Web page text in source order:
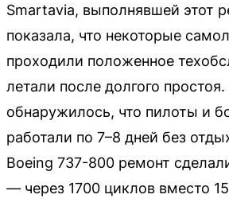
Smartavia, выполнявшей этот
показала, что некоторые
проходили положенное
летали после долгого
обнаружилось, что пилоты и
работали по 7–8 дней без
Boeing 737-800 ремонт
— через 1700 циклов вместо